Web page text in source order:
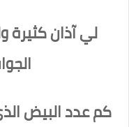
لي آذان
كم عدد البيض